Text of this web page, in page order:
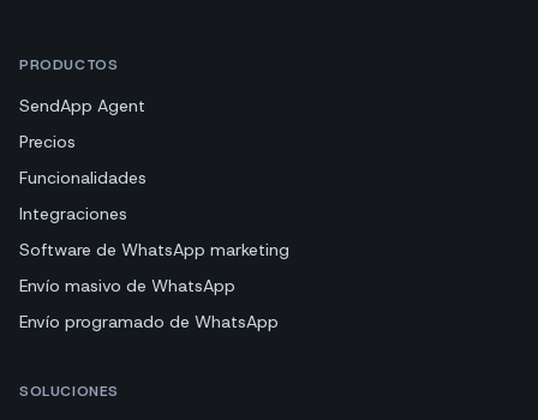
PRODUCTOS
SendApp Agent
Precios
Funcionalidades
Integraciones
Software de WhatsApp marketing
Envío masivo de WhatsApp
Envío programado de WhatsApp
SOLUCIONES